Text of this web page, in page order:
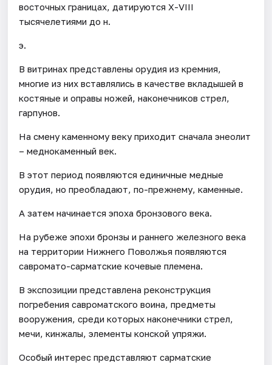
восточных границах, датируются Х-VIII
тысячелетиями до н.
э.
В витринах представлены орудия из кремния,
многие из них вставлялись в качестве вкладышей в
костяные и оправы ножей, наконечников стрел,
гарпунов.
На смену каменному веку приходит сначала энеолит
– меднокаменный век.
В этот период появляются единичные медные
орудия, но преобладают, по-прежнему, каменные.
А затем начинается эпоха бронзового века.
На рубеже эпохи бронзы и раннего железного века
на территории Нижнего Поволжья появляются
савромато-сарматские кочевые племена.
В экспозиции представлена реконструкция
погребения савроматского воина, предметы
вооружения, среди которых наконечники стрел,
мечи, кинжалы, элементы конской упряжи.
Особый интерес представляют сарматские